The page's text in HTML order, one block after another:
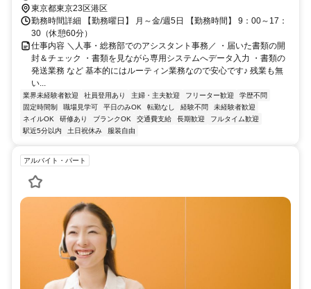
東京都東京23区港区
勤務時間詳細 【勤務曜日】 月～金/週5日 【勤務時間】 9：00～17：
30（休憩60分）
仕事内容 ＼人事・総務部でのアシスタント事務／ ・届いた書類の開
封＆チェック ・書類を見ながら専用システムへデータ入力 ・書類の
発送業務 など 基本的にはルーティン業務なので安心です♪ 残業も無
い...
業界未経験者歓迎 社員登用あり 主婦・主夫歓迎 フリーター歓迎
学歴不問
固定時間制
職場見学可 平日のみOK 転勤なし 経験不問
未経験者歓迎
ネイルOK
研修あり ブランクOK 交通費支給 長期歓迎
フルタイム歓迎
駅近5分以内
土日祝休み 服装自由
アルバイト・パート